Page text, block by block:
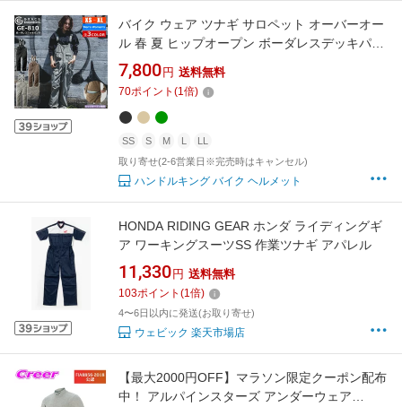
バイク ウェア ツナギ サロペット オーバーオー
ル 春 夏 ヒップオープン ボーダレスデッキパン
ツ アメリカン おしゃれ メンズ レディース 男性
用 女性用 GRACE ENGINEER'S 3色 5サイズ 酪
農 キャンプ アウトドア ツーリング オートバイ
釣り フィッシング
7,800 円 送料無料
70ポイント (1倍)
SS S M L
LL
取り寄せ(2-6営業日※完売時はキャンセル)
ハンドルキング バイク ヘルメット
HONDA RIDING GEAR ホンダ ライディングギ
ア ワーキングスーツSS 作業ツナギ アパレル
11,330 円 送料無料
103ポイント (1倍)
4〜6日以内に発送(お取り寄せ)
ウェビック 楽天市場店
【最大2000円OFF】マラソン限定クーポン配布
中！ アルパインスターズ アンダーウェア